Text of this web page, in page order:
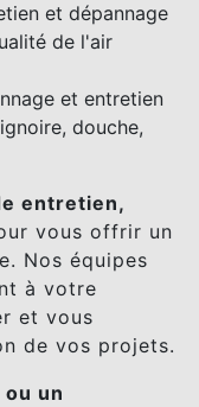
et dépannage
de l'air
et entretien
douche,
entretien,
vous offrir un
Nos équipes
à votre
et vous
de vos projets.
un